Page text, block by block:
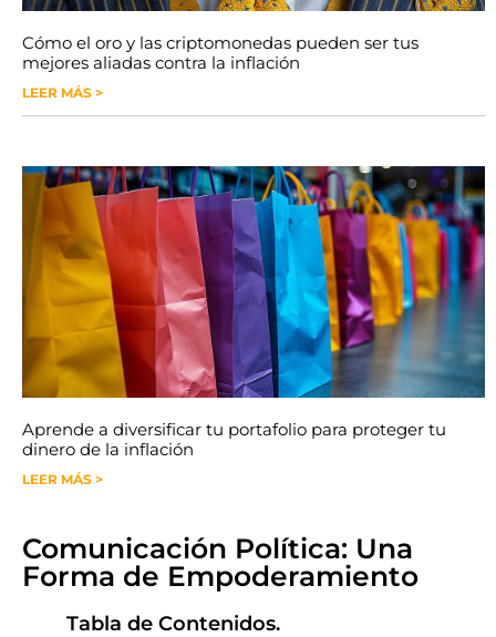
Cómo el oro y las criptomonedas pueden ser tus
mejores aliadas contra la inflación
LEER MÁS >
Aprende a diversificar tu portafolio para proteger tu
dinero de la inflación
LEER MÁS >
Comunicación Política: Una
Forma de Empoderamiento
Tabla de Contenidos.